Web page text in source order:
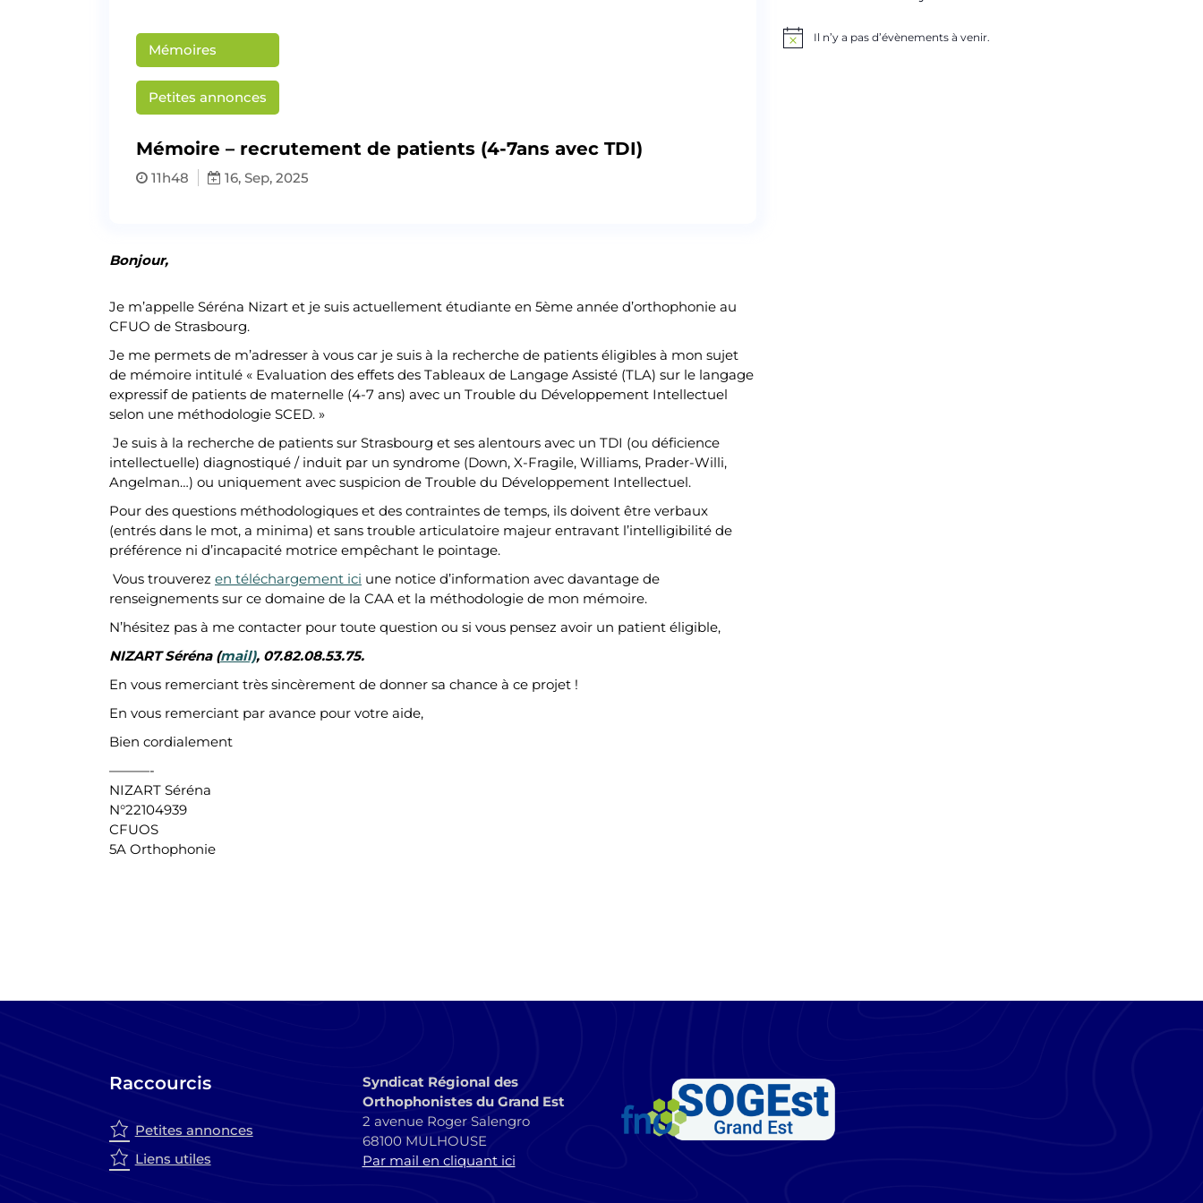
Mémoires
Petites annonces
Mémoire – recrutement de patients (4-7ans avec TDI)
11h48 16, Sep, 2025
Bonjour,
Je m’appelle Séréna Nizart et je suis actuellement étudiante en 5ème année d’orthophonie au
CFUO de Strasbourg.
Je me permets de m’adresser à vous car je suis à la recherche de patients éligibles à mon sujet
de mémoire intitulé « Evaluation des effets des Tableaux de Langage Assisté (TLA) sur le langage
expressif de patients de maternelle (4-7 ans) avec un Trouble du Développement Intellectuel
selon une méthodologie SCED. »
Je suis à la recherche de patients sur Strasbourg et ses alentours avec un TDI (ou déficience
intellectuelle) diagnostiqué / induit par un syndrome (Down, X-Fragile, Williams, Prader-Willi,
Angelman…) ou uniquement avec suspicion de Trouble du Développement Intellectuel.
Pour des questions méthodologiques et des contraintes de temps, ils doivent être verbaux
(entrés dans le mot, a minima) et sans trouble articulatoire majeur entravant l’intelligibilité de
préférence ni d’incapacité motrice empêchant le pointage.
Vous trouverez en téléchargement ici une notice d’information avec davantage de
renseignements sur ce domaine de la CAA et la méthodologie de mon mémoire.
N’hésitez pas à me contacter pour toute question ou si vous pensez avoir un patient éligible,
NIZART Séréna (mail), 07.82.08.53.75.
En vous remerciant très sincèrement de donner sa chance à ce projet !
En vous remerciant par avance pour votre aide,
Bien cordialement
———-
NIZART Séréna
N°22104939
CFUOS
5A Orthophonie
NoticeIl n’y a pas d’évènements à venir.
Raccourcis
Petites annonces
Liens utiles
Syndicat Régional des
Orthophonistes du Grand Est
2 avenue Roger Salengro
68100 MULHOUSE
Par mail en cliquant ici